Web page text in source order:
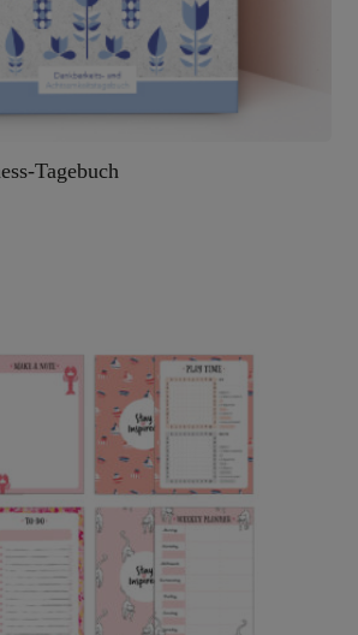
Tagebuch